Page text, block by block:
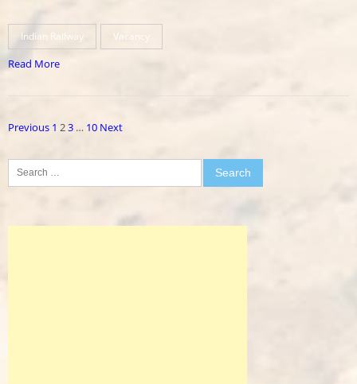
Indian Railway Vacancy
Read More
Posts
pagination
Previous 1 23 … 10 Next
Search
for: